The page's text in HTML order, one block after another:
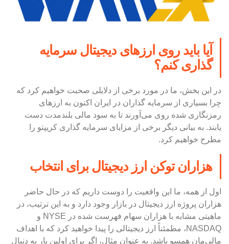
آیا باید روی ارزهای دیجیتال سرمایه
گذاری کنم؟
در این بخش، ما در مورد برخی از دلایلی صحبت خواهیم کرد که
چرا بسیاری از سرمایه گذاران در ایران اکنون به ارزهای
رمزنگاری شده روی می‌آورند تا به سود مالی بلندمدت دست
یابند. به بیانی دیگر برخی از مزایای سرمایه گذاری کریپتو را
مطرح خواهیم کرد.
هزاران توکن ارز دیجیتال برای انتخاب
اول از همه، ما این واقعیت را دوست داریم که در حال حاضر
هزاران پروژه ارز دیجیتال در بازار وجود دارد و به این ترتیب، در
ماهیتی مشابه با هزاران سهام فهرست شده در NYSE و
NASDAQ، مطمئناً ارز دیجیتالی را پیدا خواهید کرد که با اهداف
مالی‌مان همسو باشد. به عنوان مثال، اگر برای اولین بار به دنبال